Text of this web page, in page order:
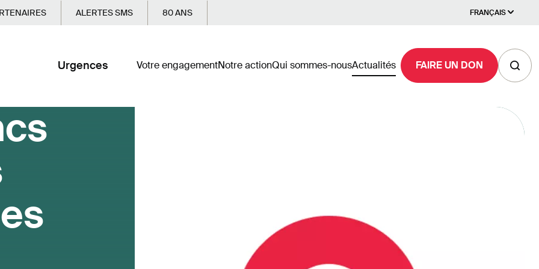
ALERTES SMS 80 ANS FRANÇAIS
Urgences Votre engagementNotre actionQui sommes-nousActualités FAIRE UN DON